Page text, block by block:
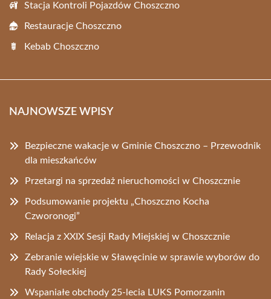
Stacja Kontroli Pojazdów Choszczno
Restauracje Choszczno
Kebab Choszczno
NAJNOWSZE WPISY
Bezpieczne wakacje w Gminie Choszczno – Przewodnik
dla mieszkańców
Przetargi na sprzedaż nieruchomości w Choszcznie
Podsumowanie projektu „Choszczno Kocha
Czworonogi”
Relacja z XXIX Sesji Rady Miejskiej w Choszcznie
Zebranie wiejskie w Sławęcinie w sprawie wyborów do
Rady Sołeckiej
Wspaniałe obchody 25-lecia LUKS Pomorzanin